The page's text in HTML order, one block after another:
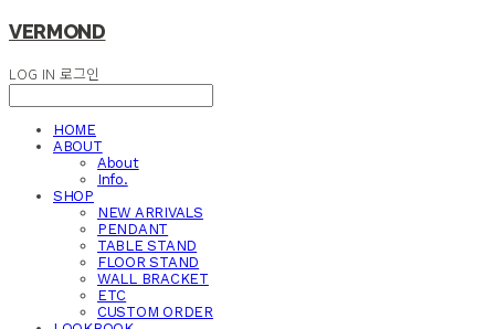
VERMOND
LOG IN 로그인
HOME
ABOUT
About
Info.
SHOP
NEW ARRIVALS
PENDANT
TABLE STAND
FLOOR STAND
WALL BRACKET
ETC
CUSTOM ORDER